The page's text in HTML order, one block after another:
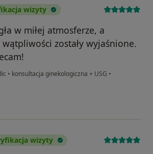
wizyty
w miłej atmosferze, a
zostały wyjaśnione.
• konsultacja ginekologiczna + USG •
wizyty